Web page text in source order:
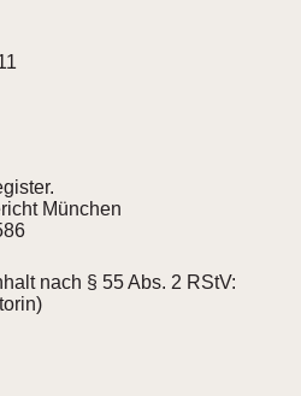
München
nach § 55 Abs. 2 RStV: